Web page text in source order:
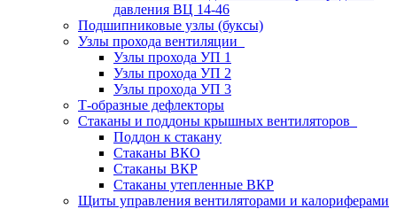
давления ВЦ 14-46
Подшипниковые узлы (буксы)
Узлы прохода вентиляции
Узлы прохода УП 1
Узлы прохода УП 2
Узлы прохода УП 3
Т-образные дефлекторы
Стаканы и поддоны крышных вентиляторов
Поддон к стакану
Стаканы ВКО
Стаканы ВКР
Стаканы утепленные ВКР
Щиты управления вентиляторами и калориферами